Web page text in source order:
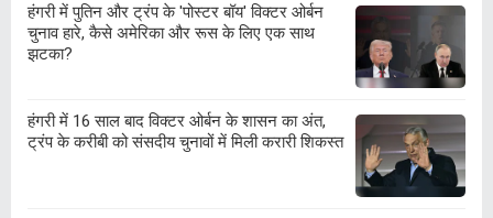
हंगरी में पुतिन और ट्रंप के 'पोस्टर बॉय' विक्टर ओर्बन
चुनाव हारे, कैसे अमेरिका और रूस के लिए एक साथ
झटका?
हंगरी में 16 साल बाद विक्टर ओर्बन के शासन का अंत,
ट्रंप के करीबी को संसदीय चुनावों में मिली करारी शिकस्‍त